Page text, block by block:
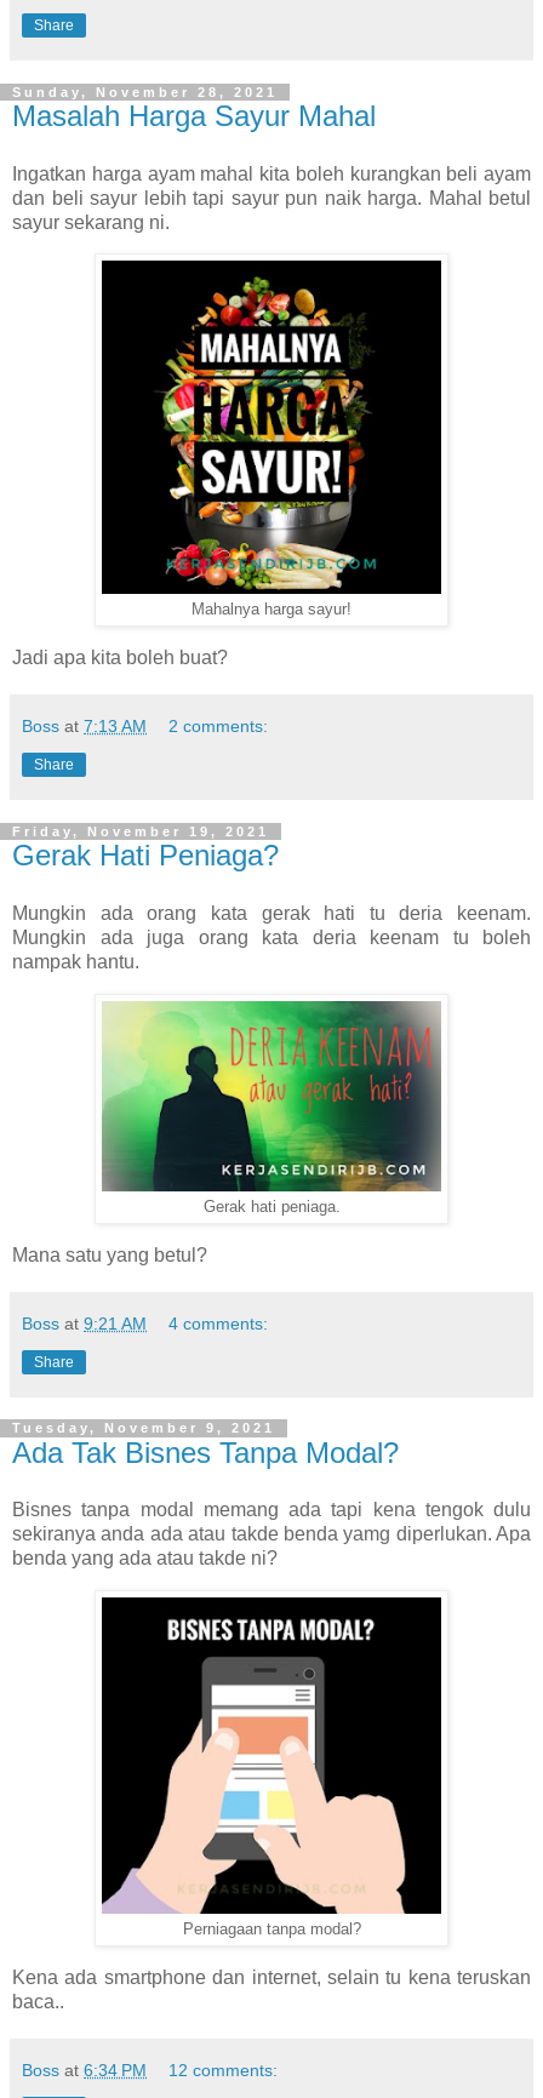
Share
Sunday, November 28, 2021
Masalah Harga Sayur Mahal
Ingatkan harga ayam mahal kita boleh kurangkan beli ayam
dan beli sayur lebih tapi sayur pun naik harga. Mahal betul
sayur sekarang ni.
Mahalnya harga sayur!
Jadi apa kita boleh buat?
Boss at 7:13 AM 2 comments:
Share
Friday, November 19, 2021
Gerak Hati Peniaga?
Mungkin ada orang kata gerak hati tu deria keenam.
Mungkin ada juga orang kata deria keenam tu boleh
nampak hantu.
Gerak hati peniaga.
Mana satu yang betul?
Boss at 9:21 AM 4 comments:
Share
Tuesday, November 9, 2021
Ada Tak Bisnes Tanpa Modal?
Bisnes tanpa modal memang ada tapi kena tengok dulu
sekiranya anda ada atau takde benda yamg diperlukan. Apa
benda yang ada atau takde ni?
Perniagaan tanpa modal?
Kena ada smartphone dan internet, selain tu kena teruskan
baca..
Boss at 6:34 PM 12 comments: